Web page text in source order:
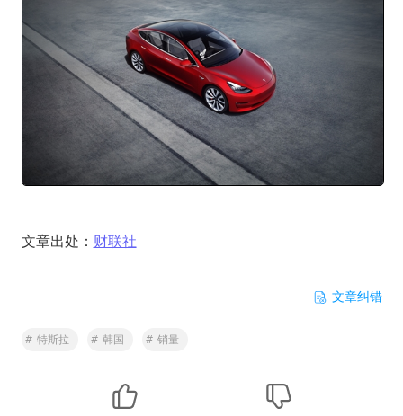
文章出处： 财联社
文章纠错
# 特斯拉 # 韩国 # 销量